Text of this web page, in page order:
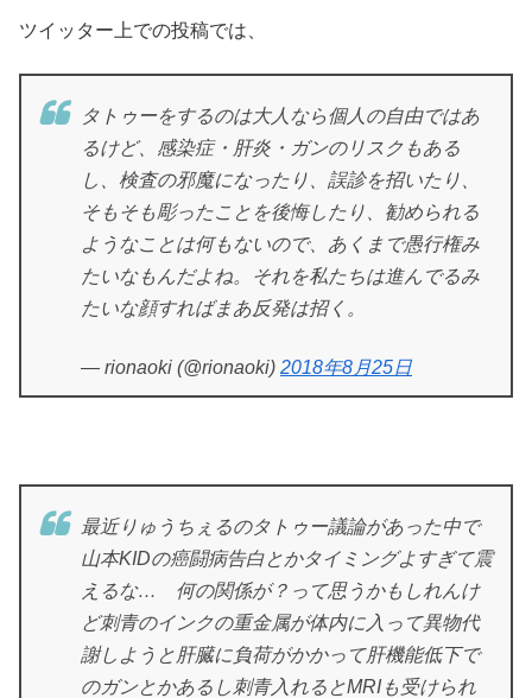
ツイッター上での投稿では、
タトゥーをするのは大人なら個人の自由ではあ
るけど、感染症・肝炎・ガンのリスクもある
し、検査の邪魔になったり、誤診を招いたり、
そもそも彫ったことを後悔したり、勧められる
ようなことは何もないので、あくまで愚行権み
たいなもんだよね。それを私たちは進んでるみ
たいな顔すればまあ反発は招く。
— rionaoki (@rionaoki) 2018年8月25日
最近りゅうちぇるのタトゥー議論があった中で
山本KIDの癌闘病告白とかタイミングよすぎて震
えるな… 何の関係が？って思うかもしれんけ
ど刺青のインクの重金属が体内に入って異物代
謝しようと肝臓に負荷がかかって肝機能低下で
のガンとかあるし刺青入れるとMRIも受けられ